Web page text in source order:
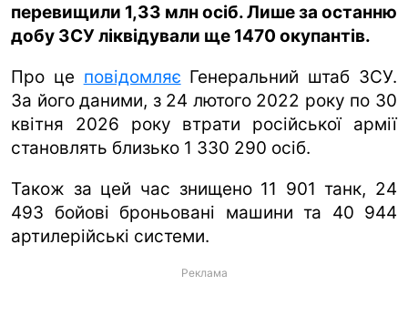
перевищили 1,33 млн осіб. Лише за останню
добу ЗСУ ліквідували ще 1470 окупантів.
Про це повідомляє Генеральний штаб ЗСУ.
За його даними, з 24 лютого 2022 року по 30
квітня 2026 року втрати російської армії
становлять близько 1 330 290 осіб.
Також за цей час знищено 11 901 танк, 24
493 бойові броньовані машини та 40 944
артилерійські системи.
Реклама